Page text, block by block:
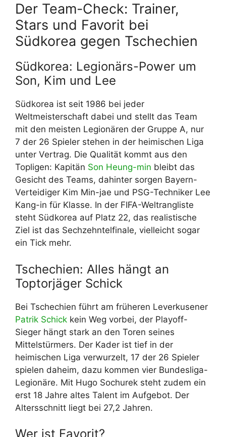
Der Team-Check: Trainer,
Stars und Favorit bei
Südkorea gegen Tschechien
Südkorea: Legionärs-Power um
Son, Kim und Lee
Südkorea ist seit 1986 bei jeder
Weltmeisterschaft dabei und stellt das Team
mit den meisten Legionären der Gruppe A, nur
7 der 26 Spieler stehen in der heimischen Liga
unter Vertrag. Die Qualität kommt aus den
Topligen: Kapitän Son Heung-min bleibt das
Gesicht des Teams, dahinter sorgen Bayern-
Verteidiger Kim Min-jae und PSG-Techniker Lee
Kang-in für Klasse. In der FIFA-Weltrangliste
steht Südkorea auf Platz 22, das realistische
Ziel ist das Sechzehntelfinale, vielleicht sogar
ein Tick mehr.
Tschechien: Alles hängt an
Toptorjäger Schick
Bei Tschechien führt am früheren Leverkusener
Patrik Schick kein Weg vorbei, der Playoff-
Sieger hängt stark an den Toren seines
Mittelstürmers. Der Kader ist tief in der
heimischen Liga verwurzelt, 17 der 26 Spieler
spielen daheim, dazu kommen vier Bundesliga-
Legionäre. Mit Hugo Sochurek steht zudem ein
erst 18 Jahre altes Talent im Aufgebot. Der
Altersschnitt liegt bei 27,2 Jahren.
Wer ist Favorit?